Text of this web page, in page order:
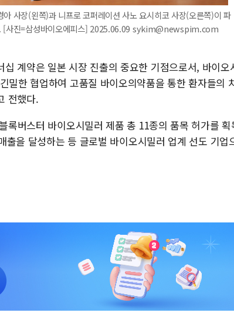
사장(왼쪽)과 니프로 코퍼레이션 사노 요시히코 사장(오른쪽)이 파
. [사진=삼성바이오에피스] 2025.06.09 sykim@newspim.com
계약은 일본 시장 진출의 중요한 기점으로서, 바이오
밀한 협업하여 고품질 바이오의약품을 통한 환자들의
전했다.
록버스터 바이오시밀러 제품 총 11종의 품목 허가를 획
을 달성하는 등 글로벌 바이오시밀러 업계 선도 기업